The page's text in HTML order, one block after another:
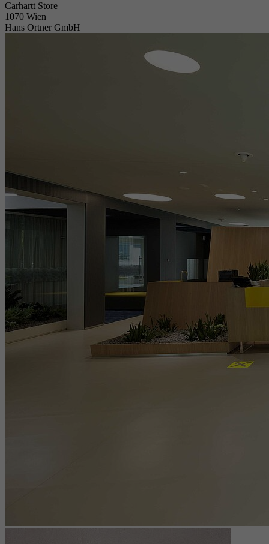
Carhartt Store
1070 Wien
Hans Ortner GmbH